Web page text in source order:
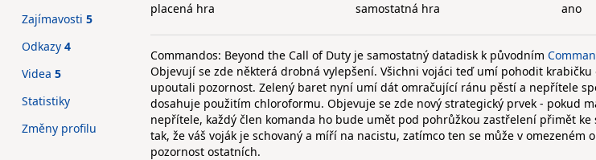
placená hra
samostatná hra
ano
Commandos: Beyond the Call of Duty je samostatný datadisk k původním
Objevují se zde některá drobná vylepšení. Všichni vojáci teď umí pohodit
upoutali pozornost. Zelený baret nyní umí dát omračující ránu pěstí a nepřítele
dosahuje použitím chloroformu. Objevuje se zde nový strategický prvek - pokud
nepřítele, každý člen komanda ho bude umět pod pohrůžkou zastřelení přimět ke
tak, že váš voják je schovaný a míří na nacistu, zatímco ten se může v omezeném
pozornost ostatních.
Zajímavosti 5
Odkazy 4
Videa 5
Statistiky
Změny profilu